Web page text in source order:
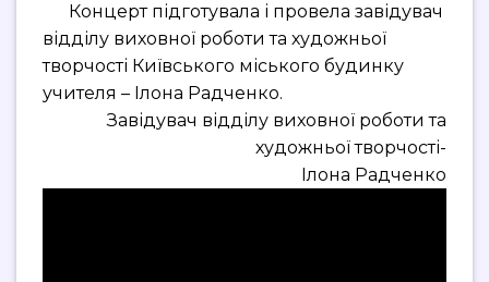
Концерт підготувала і провела завідувач
відділу виховної роботи та художньої
творчості Київського міського будинку
учителя – Ілона Радченко.
Завідувач відділу виховної роботи та
художньої творчості-
Ілона Радченко